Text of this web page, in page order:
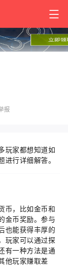
报
玩家都想知道如
行详细解答。
币，比如金币和
金币奖励。参与
也能获得丰厚的
玩家可以通过探
有一种方法是通
他玩家赚取差